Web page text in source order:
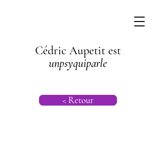
Cédric Aupetit est
unpsyquiparle
< Retour